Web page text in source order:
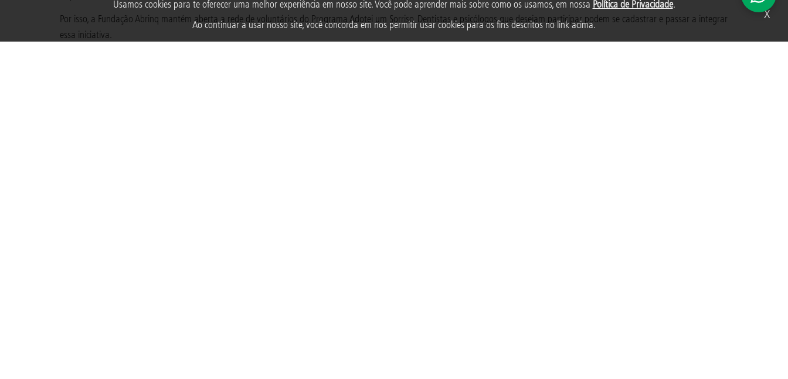
Usamos cookies para te oferecer uma melhor experiência em nosso site. Você pode aprender mais sobre como os usamos, em nossa Política de Privacidade.
Ao continuar a usar nosso site, você concorda em nos permitir usar cookies para os fins descritos no link acima.
X
Por isso, a Fundação Abrinq mantém aberta a rede de voluntários do Programa Adotei um Sorriso. Dentistas e psicólogos que desejam participar podem se cadastrar e passar a integrar
essa iniciativa.